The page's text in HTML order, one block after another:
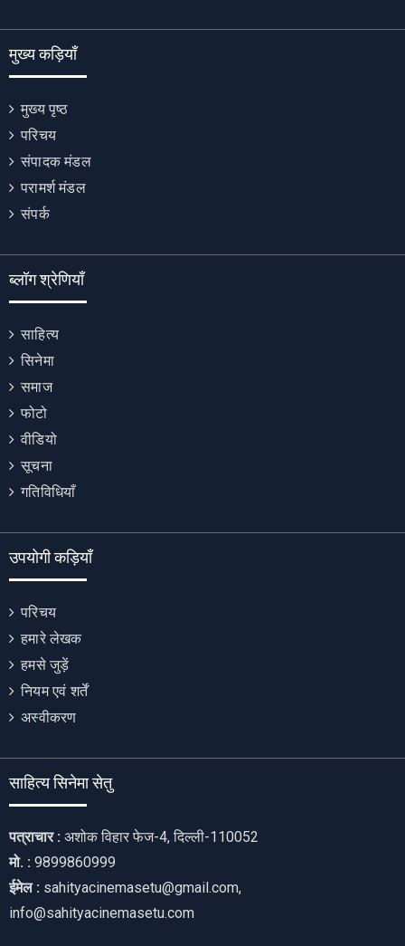
मुख्य कड़ियाँ
मुख्य पृष्ठ
परिचय
संपादक मंडल
परामर्श मंडल
संपर्क
ब्लॉग श्रेणियाँ
साहित्य
सिनेमा
समाज
फोटो
वीडियो
सूचना
गतिविधियाँ
उपयोगी कड़ियाँ
परिचय
हमारे लेखक
हमसे जुड़ें
नियम एवं शर्तें
अस्वीकरण
साहित्य सिनेमा सेतु
पत्राचार : अशोक विहार फेज-4, दिल्ली-110052
मो. : 9899860999
ईमेल : sahityacinemasetu@gmail.com,
info@sahityacinemasetu.com